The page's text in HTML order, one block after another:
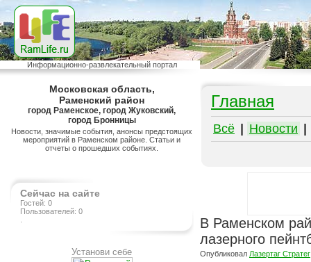
Информационно-развлекательный портал
Московская область,
Раменский район
город Раменское, город Жуковский,
город Бронницы
Новости, значимые события, анонсы предстоящих
мероприятий в Раменском районе. Статьи и
отчеты о прошедших событиях.
Сейчас на сайте
Гостей: 0
Пользователей: 0
Установи себе
Главная
Всё Новости
В Раменском
лазерного
Опубликовал Лазертаг Стратег